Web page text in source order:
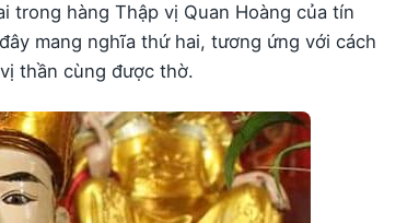
trong hàng Thập vị Quan Hoàng của tín
mang nghĩa thứ hai, tương ứng với cách
thần cùng được thờ.